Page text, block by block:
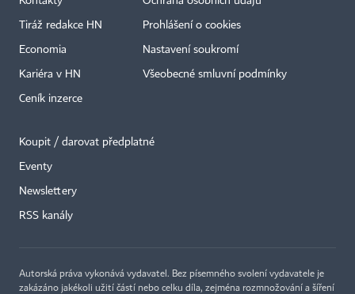
Tiráž redakce HN
Economia
Kariéra v HN
Ceník inzerce
Prohlášení o cookies
Nastavení soukromí
Všeobecné smluvní podmínky
Koupit / darovat předplatné
Eventy
Newslettery
RSS kanály
Autorská práva vykonává vydavatel. Bez písemného svolení vydavatele je
zakázáno jakékoli užití částí nebo celku díla, zejména rozmnožování a šíření